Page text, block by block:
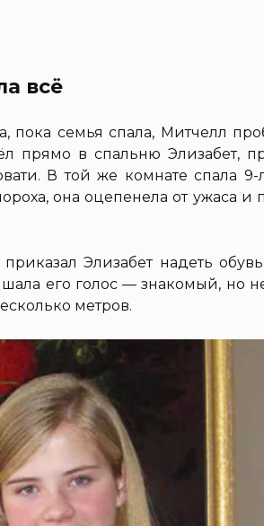
всё
пока семья спала, Митчелл
прямо в спальню Элизабет,
В той же комнате спала 9-
она оцепенела от ужаса и
Элизабет надеть
его голос — знакомый, но
метров.